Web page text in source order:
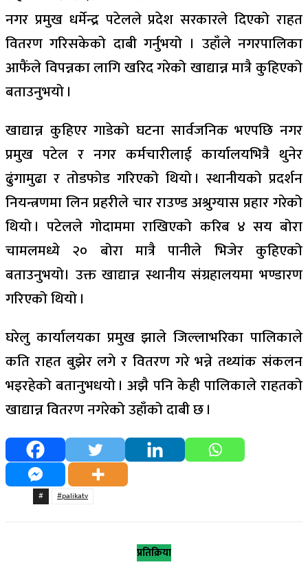
नगर प्रमुख धर्मेन्द्र पटेलले प्रदेश सरकारले दिएको राहत
वितरण गरिसकेको दाबी गर्नुभयो । उहाँले नगरपालिका
आफैंले विपन्नका लागि खरिद गरेको खाद्यान्न मात्रै कुहिएको
बताउनुभयो ।
खाद्यान्न कुहिएर गाडेको घटना सार्वजनिक भएपछि नगर
प्रमुख पटेल र नगर कर्मचारीलाई कार्यालयभित्रै थुनेर
ढुंगामुढा र तोडफोड गरिएको थियो । स्थानीयको प्रदर्शन
नियन्त्रणमा लिन प्रहरीले चार राउण्ड अश्रुग्यास प्रहार गरेको
थियो । पटेलले गोदाममा राखिएको करिब ४ सय बोरा
चामलमध्ये २० बोरा मात्रै पानीले भिजेर कुहिएको
बताउनुभयो। उक्त खाद्यान्न स्थानीय संग्रहालयमा भण्डारण
गरिएको थियो ।
घरेलु कार्यालयका प्रमुख झाले जिल्लाभरिका पालिकाले
कति राहत बुझेर लगे र वितरण गरे भन्ने तथ्यांक संकलन
भइरहेको बतानुभधयो । अझै पनि केही पालिकाले राहतको
खाद्यान्न वितरण नगरेको उहाँको दाबी छ ।
# #palikatv
प्रतिक्रिया